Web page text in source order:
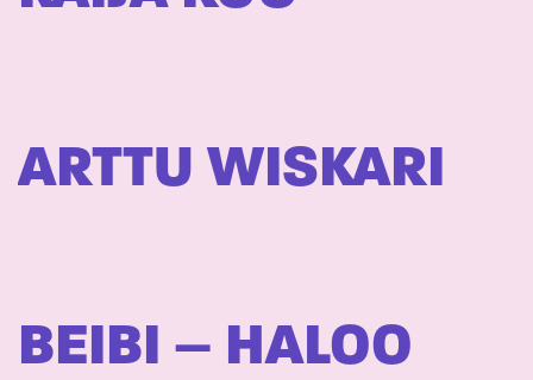
ARTTU WISKARI
BEIBI – HALOO